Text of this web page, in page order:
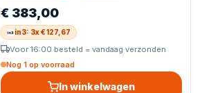
€ 383,00
in3: 3x € 127,67
Voor 16:00 besteld = vandaag verzonden
Nog 1 op voorraad
In winkelwagen